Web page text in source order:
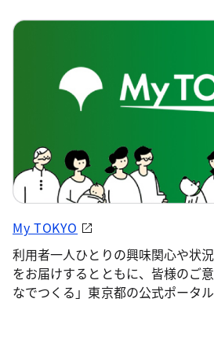
My TOKYO
利用者一人ひとりの興味関心や状
をお届けするとともに、皆様のご
なでつくる」東京都の公式ポータル